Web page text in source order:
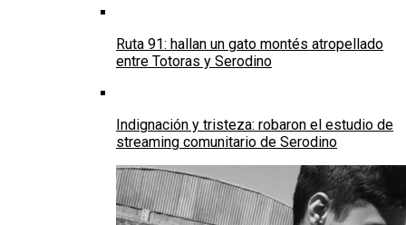
Ruta 91: hallan un gato montés atropellado
entre Totoras y Serodino
Indignación y tristeza: robaron el estudio de
streaming comunitario de Serodino